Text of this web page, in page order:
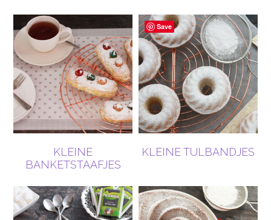
KLEINE
BANKETSTAAFJES
KLEINE TULBANDJES
Save